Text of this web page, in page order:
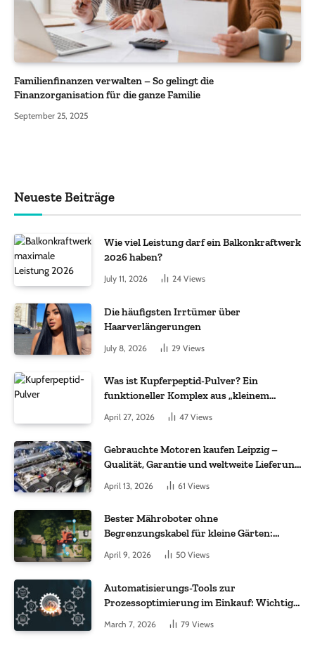
Familienfinanzen verwalten – So gelingt die
Finanzorganisation für die ganze Familie
September 25, 2025
Neueste Beiträge
Wie viel Leistung darf ein Balkonkraftwerk
2026 haben?
July 11, 2026 24 Views
Die häufigsten Irrtümer über
Haarverlängerungen
July 8, 2026 29 Views
Was ist Kupferpeptid-Pulver? Ein
funktioneller Komplex aus „kleinem
Molekül + Metall“
April 27, 2026 47 Views
Gebrauchte Motoren kaufen Leipzig –
Qualität, Garantie und weltweite Lieferung
April 13, 2026 61 Views
Bester Mähroboter ohne
Begrenzungskabel für kleine Gärten:
Worauf es bei 200 bis 500 m² wirklich
ankommt
April 9, 2026 50 Views
Automatisierungs-Tools zur
Prozessoptimierung im Einkauf: Wichtige
Funktionen, auf die Sie achten sollten
March 7, 2026 79 Views